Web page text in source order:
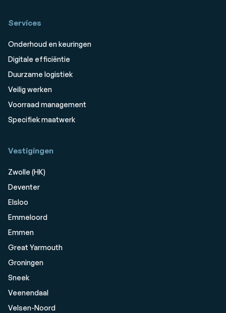
Services
Onderhoud en keuringen
Digitale efficiëntie
Duurzame logistiek
Veilig werken
Voorraad management
Specifiek maatwerk
Vestigingen
Zwolle (HK)
Deventer
Elsloo
Emmeloord
Emmen
Great Yarmouth
Groningen
Sneek
Veenendaal
Velsen-Noord